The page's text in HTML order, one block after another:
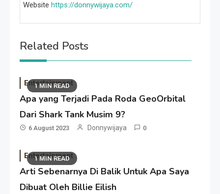
Website https://donnywijaya.com/
Related Posts
1 MIN READ
Entertainment
Apa yang Terjadi Pada Roda GeoOrbital
Dari Shark Tank Musim 9?
6 August 2023 Donnywijaya 0
1 MIN READ
Entertainment
Arti Sebenarnya Di Balik Untuk Apa Saya
Dibuat Oleh Billie Eilish